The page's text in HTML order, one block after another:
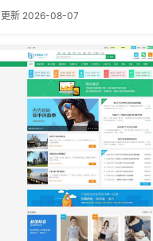
更新 2026-08-07